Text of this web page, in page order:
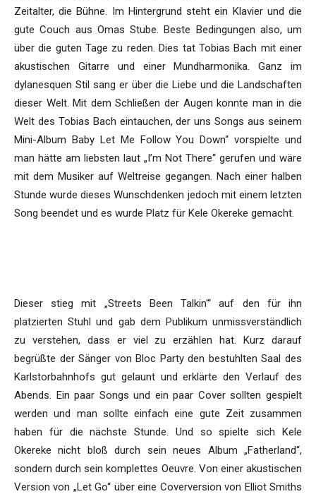
Zeitalter, die Bühne. Im Hintergrund steht ein Klavier und die
gute Couch aus Omas Stube. Beste Bedingungen also, um
über die guten Tage zu reden. Dies tat Tobias Bach mit einer
akustischen Gitarre und einer Mundharmonika. Ganz im
dylanesquen Stil sang er über die Liebe und die Landschaften
dieser Welt. Mit dem Schließen der Augen konnte man in die
Welt des Tobias Bach eintauchen, der uns Songs aus seinem
Mini-Album Baby Let Me Follow You Down“ vorspielte und
man hätte am liebsten laut „I’m Not There“ gerufen und wäre
mit dem Musiker auf Weltreise gegangen. Nach einer halben
Stunde wurde dieses Wunschdenken jedoch mit einem letzten
Song beendet und es wurde Platz für Kele Okereke gemacht.
Dieser stieg mit „Streets Been Talkin'“ auf den für ihn
platzierten Stuhl und gab dem Publikum unmissverständlich
zu verstehen, dass er viel zu erzählen hat. Kurz darauf
begrüßte der Sänger von Bloc Party den bestuhlten Saal des
Karlstorbahnhofs gut gelaunt und erklärte den Verlauf des
Abends. Ein paar Songs und ein paar Cover sollten gespielt
werden und man sollte einfach eine gute Zeit zusammen
haben für die nächste Stunde. Und so spielte sich Kele
Okereke nicht bloß durch sein neues Album „Fatherland“,
sondern durch sein komplettes Oeuvre. Von einer akustischen
Version von „Let Go“ über eine Coverversion von Elliot Smiths